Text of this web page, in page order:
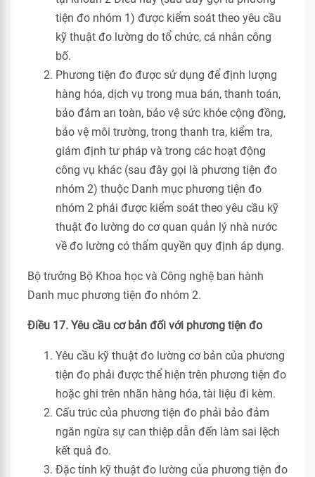
tiện đo nhóm 1) được kiểm soát theo yêu cầu
kỹ thuật đo lường do tổ chức, cá nhân công
bố.
Phương tiện đo được sử dụng để định lượng
hàng hóa, dịch vụ trong mua bán, thanh toán,
bảo đảm an toàn, bảo vệ sức khỏe cộng đồng,
bảo vệ môi trường, trong thanh tra, kiểm tra,
giám định tư pháp và trong các hoạt động
công vụ khác (sau đây gọi là phương tiện đo
nhóm 2) thuộc Danh mục phương tiện đo
nhóm 2 phải được kiểm soát theo yêu cầu kỹ
thuật đo lường do cơ quan quản lý nhà nước
về đo lường có thẩm quyền quy định áp dụng.
Bộ trưởng Bộ Khoa học và Công nghệ ban hành
Danh mục phương tiện đo nhóm 2.
Điều 17. Yêu cầu cơ bản đối với phương tiện đo
Yêu cầu kỹ thuật đo lường cơ bản của phương
tiện đo phải được thể hiện trên phương tiện đo
hoặc ghi trên nhãn hàng hóa, tài liệu đi kèm.
Cấu trúc của phương tiện đo phải bảo đảm
ngăn ngừa sự can thiệp dẫn đến làm sai lệch
kết quả đo.
Đặc tính kỹ thuật đo lường của phương tiện đo